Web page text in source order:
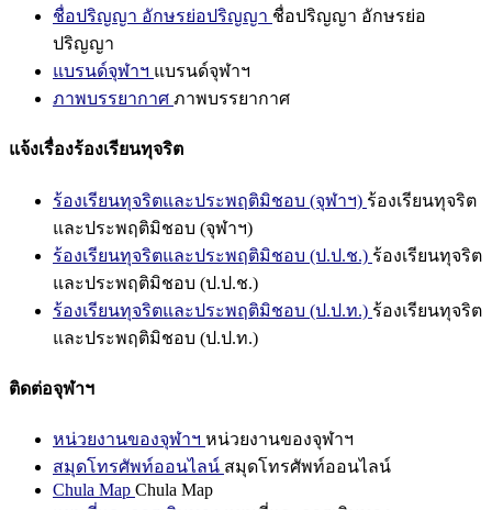
ชื่อปริญญา อักษรย่อปริญญา ชื่อปริญญา อักษรย่อ
ปริญญา
แบรนด์จุฬาฯ แบรนด์จุฬาฯ
ภาพบรรยากาศ ภาพบรรยากาศ
แจ้งเรื่องร้องเรียนทุจริต
ร้องเรียนทุจริตและประพฤติมิชอบ (จุฬาฯ) ร้องเรียนทุจริต
และประพฤติมิชอบ (จุฬาฯ)
ร้องเรียนทุจริตและประพฤติมิชอบ (ป.ป.ช.) ร้องเรียนทุจริต
และประพฤติมิชอบ (ป.ป.ช.)
ร้องเรียนทุจริตและประพฤติมิชอบ (ป.ป.ท.) ร้องเรียนทุจริต
และประพฤติมิชอบ (ป.ป.ท.)
ติดต่อจุฬาฯ
หน่วยงานของจุฬาฯ หน่วยงานของจุฬาฯ
สมุดโทรศัพท์ออนไลน์ สมุดโทรศัพท์ออนไลน์
Chula Map Chula Map